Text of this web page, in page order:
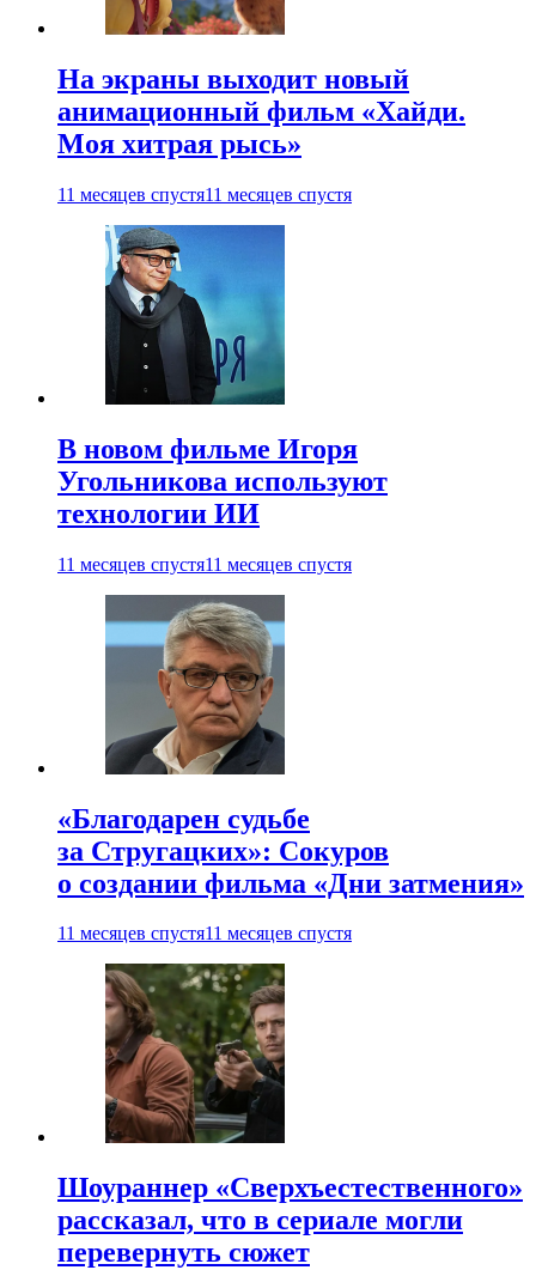
На экраны выходит новый
анимационный фильм «Хайди.
Моя хитрая рысь»
11 месяцев спустя11 месяцев спустя
В новом фильме Игоря
Угольникова используют
технологии ИИ
11 месяцев спустя11 месяцев спустя
«Благодарен судьбе
за Стругацких»: Сокуров
о создании фильма «Дни затмения»
11 месяцев спустя11 месяцев спустя
Шоураннер «Сверхъестественного»
рассказал, что в сериале могли
перевернуть сюжет